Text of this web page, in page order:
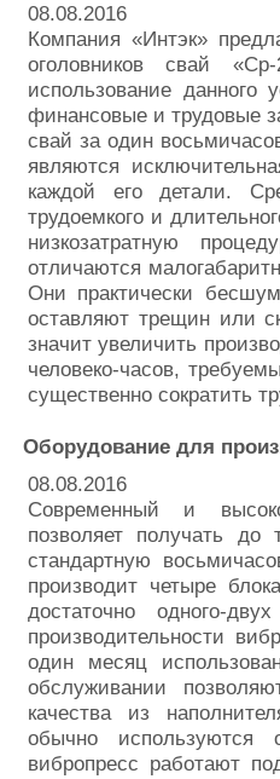
08.08.2016
Компания «Интэк»
оголовников свай
использование данного
финансовые и трудовые
свай за один
являются
каждой его детали.
трудоемкого и
низкозатратную
отличаются
Они практически
оставляют трещин или
значит увеличить
человеко-часов,
существенно сократить
Оборудование для
08.08.2016
Современный и
позволяет получать до
стандартную
производит четыре
достаточно одного-
производительности
один месяц
обслуживании
качества из
обычно используются
вибропресс работают